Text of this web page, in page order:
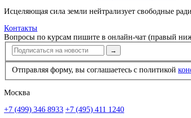
Исцеляющая сила земли нейтрализует свободные
Контакты
Вопросы по курсам пишите в онлайн-чат (правый
→
Отправляя форму, вы соглашаетесь с политикой
Москва
+7 (499) 346 8933 +7 (495) 411 1240